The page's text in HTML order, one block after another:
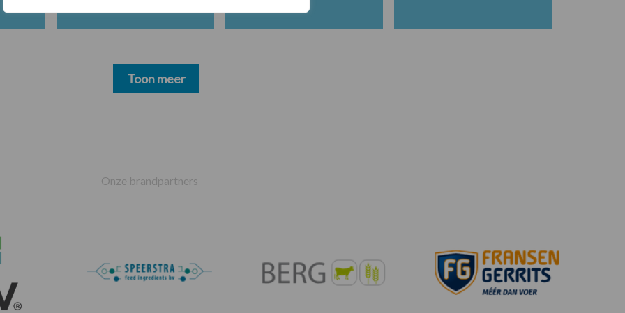
Toon meer
Onze brandpartners